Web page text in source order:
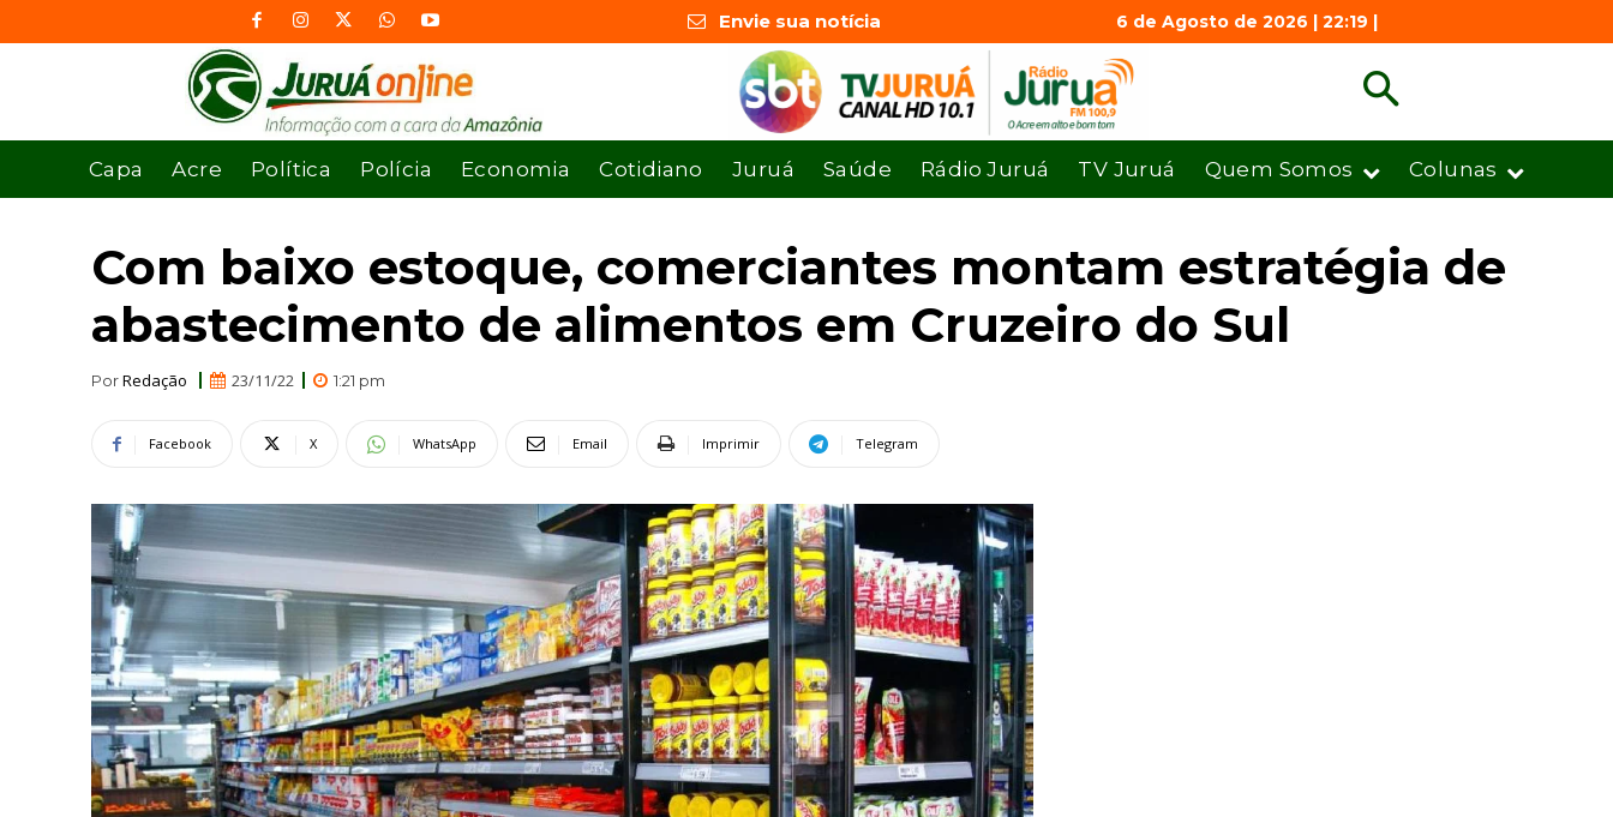
Envie sua notícia 6 de Agosto de 2026 | 22:19 |
Capa Acre Política Polícia Economia Cotidiano Juruá Saúde Rádio Juruá TV Juruá Quem Somos Colunas
Com baixo estoque, comerciantes montam estratégia de
abastecimento de alimentos em Cruzeiro do Sul
PorRedação 23/11/22 1:21 pm
Facebook X WhatsApp Email Imprimir Telegram